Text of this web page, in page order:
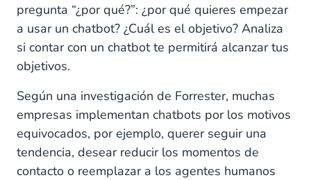
pregunta “¿por qué?”: ¿por qué quieres empezar
a usar un chatbot? ¿Cuál es el objetivo? Analiza
si contar con un chatbot te permitirá alcanzar tus
objetivos.
Según una investigación de Forrester, muchas
empresas implementan chatbots por los motivos
equivocados, por ejemplo, querer seguir una
tendencia, desear reducir los momentos de
contacto o reemplazar a los agentes humanos